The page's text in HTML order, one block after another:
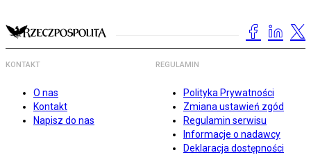
KONTAKT
O nas
Kontakt
Napisz do nas
REGULAMIN
Polityka Prywatności
Zmiana ustawień zgód
Regulamin serwisu
Informacje o nadawcy
Deklaracja dostępności